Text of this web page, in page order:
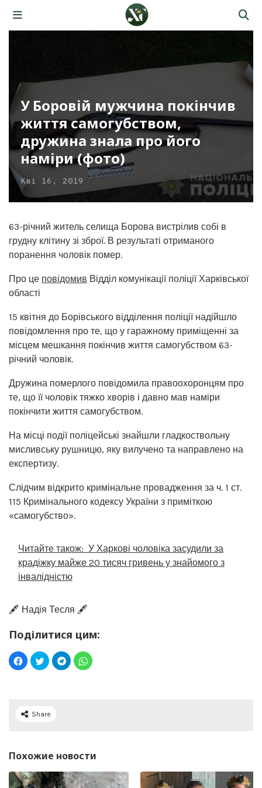
У Боровій мужчина покінчив
життя самогубством,
дружина знала про його
наміри (фото)
Кві 16, 2019
63-річний житель селища Борова вистрілив собі в
грудну клітину зі зброї. В результаті отриманого
поранення чоловік помер.
Про це повідомив Відділ комунікації поліції Харківської
області
15 квітня до Борівського відділення поліції надійшло
повідомлення про те, що у гаражному приміщенні за
місцем мешкання покінчив життя самогубством 63-
річний чоловік.
Дружина померлого повідомила правоохоронцям про
те, що її чоловік тяжко хворів і давно мав наміри
покінчити життя самогубством.
На місці події поліцейські знайшли гладкоствольну
мисливську рушницю, яку вилучено та направлено на
експертизу.
Слідчим відкрито кримінальне провадження за ч. 1 ст.
115 Кримінального кодексу України з приміткою
«самогубство».
Читайте також: У Харкові чоловіка засудили за
крадіжку майже 20 тисяч гривень у знайомого з
інвалідністю
🖋️ Надія Тесля 🖋️
Поділитися цим:
Share
Похожие новости